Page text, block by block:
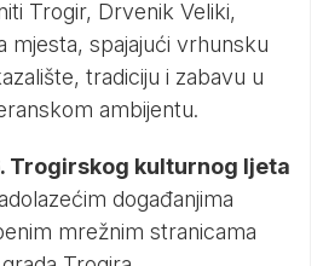
Trogir, Drvenik Veliki,
mjesta, spajajući vrhunsku
tradiciju i zabavu u
ambijentu.
Trogirskog kulturnog ljeta
događanjima
mrežnim stranicama